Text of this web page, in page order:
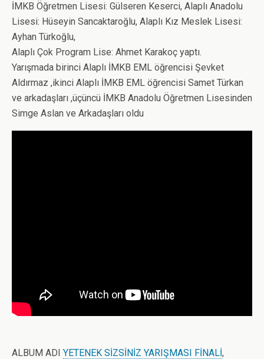
İMKB Öğretmen Lisesi: Gülseren Keserci, Alaplı Anadolu
Lisesi: Hüseyin Sancaktaroğlu, Alaplı Kız Meslek Lisesi:
Ayhan Türkoğlu,
Alaplı Çok Program Lise: Ahmet Karakoç yaptı.
Yarışmada birinci Alaplı İMKB EML öğrencisi Şevket
Aldırmaz ,ikinci Alaplı İMKB EML öğrencisi Samet Türkan
ve arkadaşları ,üçüncü İMKB Anadolu Öğretmen Lisesinden
Simge Aslan ve Arkadaşları oldu
ALBUM ADI YETENEK SİZSİNİZ YARIŞMASI FİNALİ,